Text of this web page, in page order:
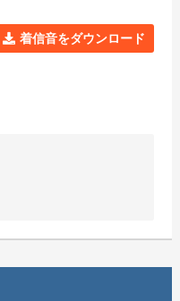
着信音をダウンロード